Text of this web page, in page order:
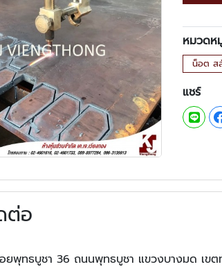
หมวดห
น็อต ส
แชร์
ต่อ
พุทธบูชา 36 ถนนพุทธบูชา แขวงบางมด เขต